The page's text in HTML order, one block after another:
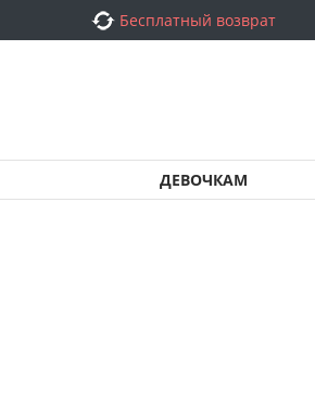
Бесплатный возврат
ДЕВОЧКАМ